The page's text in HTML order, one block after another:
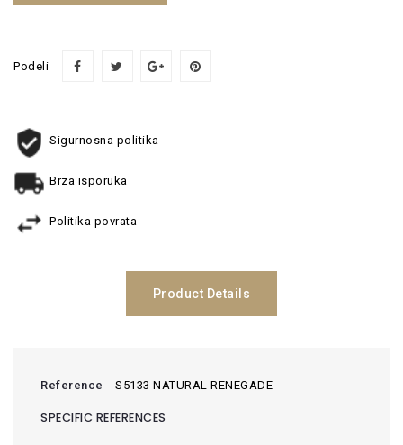
Podeli
Sigurnosna politika
Brza isporuka
Politika povrata
Product Details
Reference S5133 NATURAL RENEGADE
SPECIFIC REFERENCES